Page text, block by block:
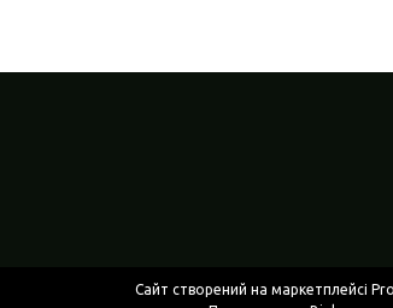
Сайт створений на маркетплейсі